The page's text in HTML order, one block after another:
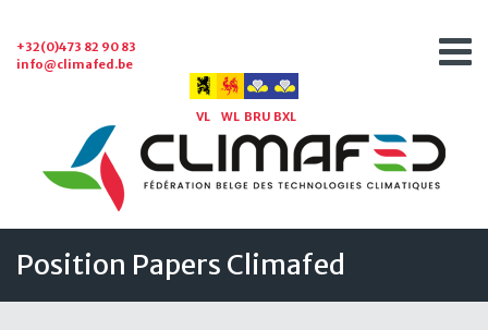
+32(0)473 82 90 83
info@climafed.be
VL WL BRU BXL
Position Papers Climafed